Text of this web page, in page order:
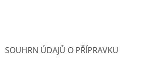
SOUHRN ÚDAJŮ O PŘÍPRAVKU